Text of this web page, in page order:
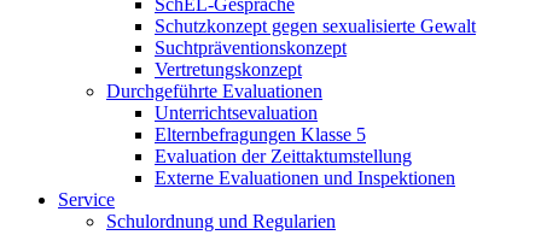
SchEL-Gespräche
Schutzkonzept gegen sexualisierte Gewalt
Suchtpräventionskonzept
Vertretungskonzept
Durchgeführte Evaluationen
Unterrichtsevaluation
Elternbefragungen Klasse 5
Evaluation der Zeittaktumstellung
Externe Evaluationen und Inspektionen
Service
Schulordnung und Regularien